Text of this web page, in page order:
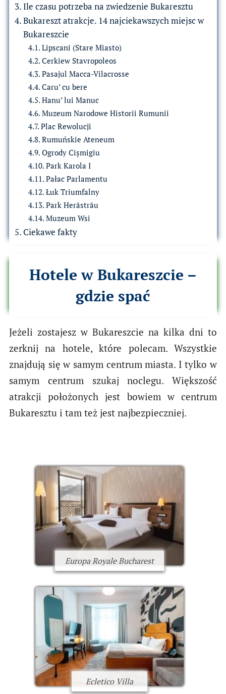
Ile czasu potrzeba na zwiedzenie Bukaresztu
Bukareszt atrakcje. 14 najciekawszych miejsc w
Bukareszcie
Lipscani (Stare Miasto)
Cerkiew Stavropoleos
Pasajul Macca-Vilacrosse
Caru’ cu bere
Hanu’ lui Manuc
Muzeum Narodowe Historii Rumunii
Plac Rewolucji
Rumuńskie Ateneum
Ogrody Cișmigiu
Park Karola I
Pałac Parlamentu
Łuk Triumfalny
Park Herăstrău
Muzeum Wsi
Ciekawe fakty
Hotele w Bukareszcie –
gdzie spać
Jeżeli zostajesz w Bukareszcie na kilka dni to
zerknij na hotele, które polecam. Wszystkie
znajdują się w samym centrum miasta. I tylko w
samym centrum szukaj noclegu. Większość
atrakcji położonych jest bowiem w centrum
Bukaresztu i tam też jest najbezpieczniej.
Europa Royale Bucharest
Ecletico Villa